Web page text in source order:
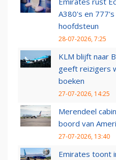
A380's en
hoofdsteun
28-07-2026, 7:25
KLM blijft naar
geeft reizigers
boeken
27-07-2026, 14:25
Merendeel
boord van
27-07-2026, 13:40
Emirates toont